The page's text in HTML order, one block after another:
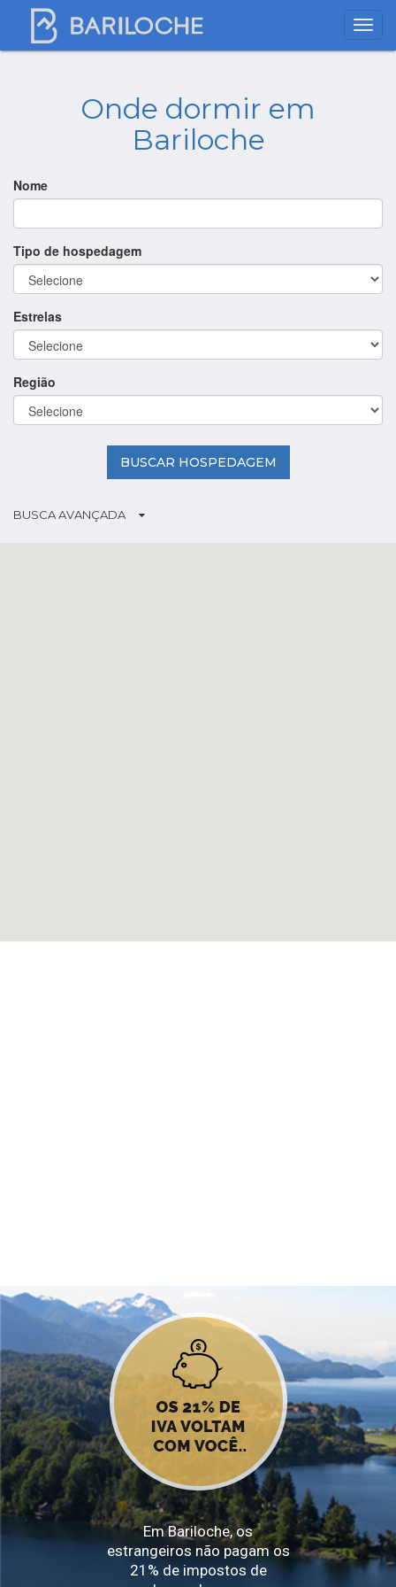
Onde dormir em
Bariloche
Nome
Tipo de hospedagem
Estrelas
Região
BUSCAR HOSPEDAGEM
BUSCA AVANÇADA
Em Bariloche, os
estrangeiros não pagam os
21% de impostos de